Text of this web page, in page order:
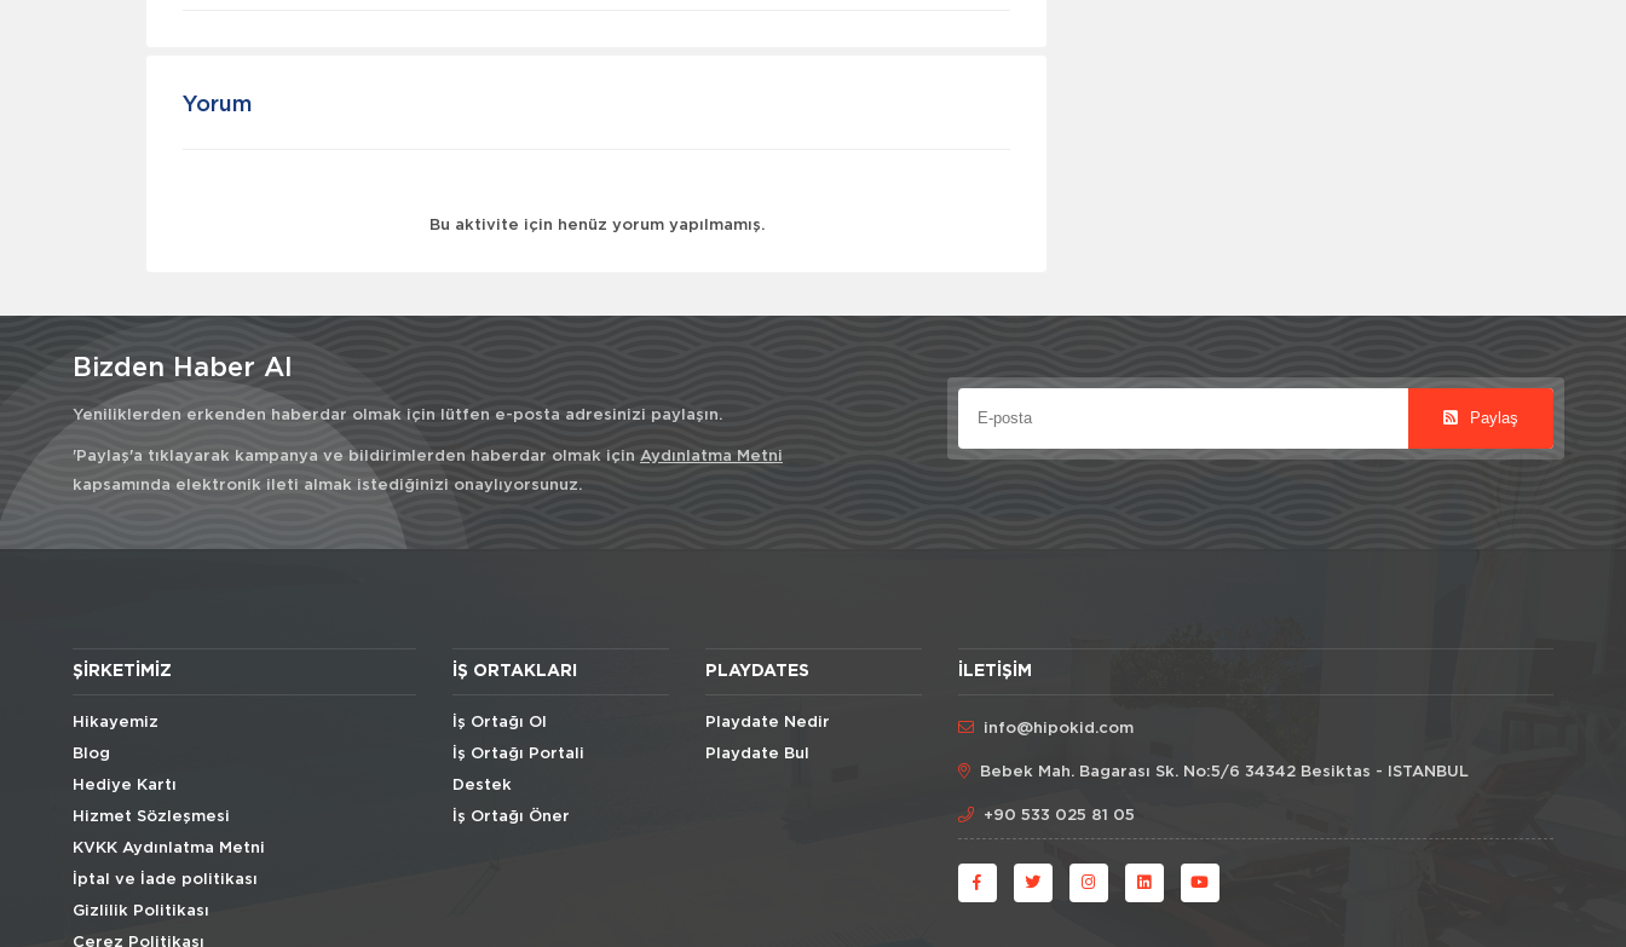
Yorum
Bu aktivite için henüz yorum yapılmamış.
Bizden Haber Al
Yeniliklerden erkenden haberdar olmak için lütfen e-posta adresinizi paylaşın.
'Paylaş'a tıklayarak kampanya ve bildirimlerden haberdar olmak için Aydınlatma Metni
kapsamında elektronik ileti almak istediğinizi onaylıyorsunuz.
Paylaş
ŞIRKETIMIZ
Hikayemiz
Blog
Hediye Kartı
Hizmet Sözleşmesi
KVKK Aydınlatma Metni
İptal ve İade politikası
Gizlilik Politikası
Çerez Politikası
İŞ ORTAKLARI
İş Ortağı Ol
İş Ortağı Portali
Destek
İş Ortağı Öner
PLAYDATES
Playdate Nedir
Playdate Bul
İLETIŞIM
info@hipokid.com
Bebek Mah. Bagarası Sk. No:5/6 34342 Besiktas - ISTANBUL
+90 533 025 81 05